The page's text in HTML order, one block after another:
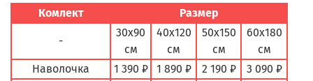
Комлект Размер
-
30х90
см
40х120
см
50х150
см
60х180
см
Наволочка
1 390 ₽ 1 890 ₽ 2 190 ₽
3 090 ₽